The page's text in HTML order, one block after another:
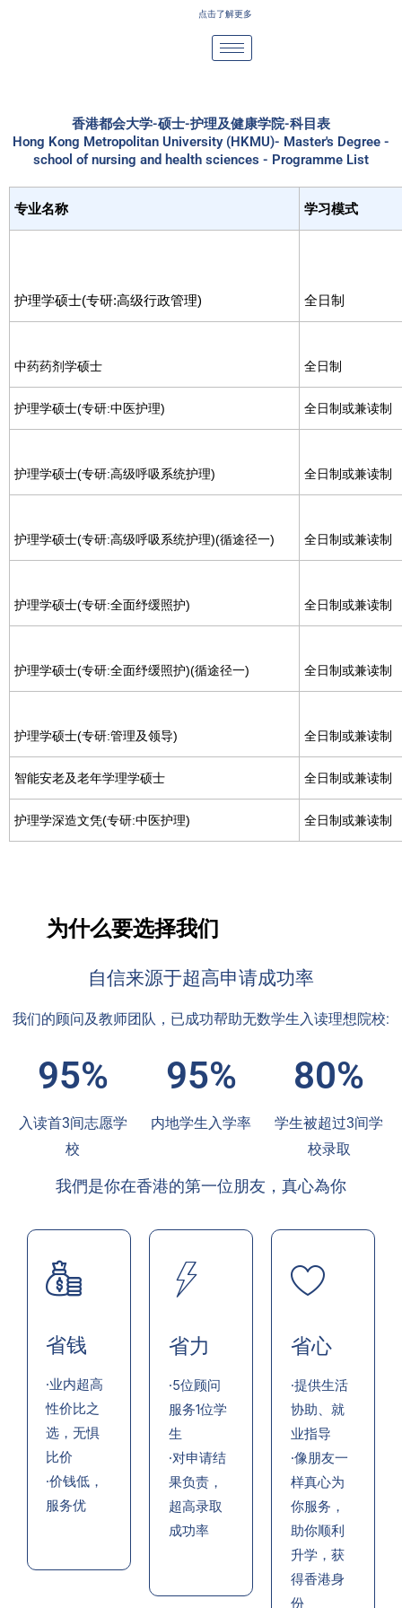
点击了解更多
香港都会大学-硕士-护理及健康学院-科目表
Hong Kong Metropolitan University (HKMU)- Master's Degree -
school of nursing and health sciences - Programme List
专业名称 学习模式
护理学硕士(专研:高级行政管理) 全日制
中药药剂学硕士 全日制
护理学硕士(专研:中医护理) 全日制或兼读制
护理学硕士(专研:高级呼吸系统护理) 全日制或兼读制
护理学硕士(专研:高级呼吸系统护理)(循途径一) 全日制或兼读制
护理学硕士(专研:全面纾缓照护) 全日制或兼读制
护理学硕士(专研:全面纾缓照护)(循途径一) 全日制或兼读制
护理学硕士(专研:管理及领导) 全日制或兼读制
智能安老及老年学理学硕士 全日制或兼读制
护理学深造文凭(专研:中医护理) 全日制或兼读制
为什么要选择我们
自信来源于超高申请成功率
我们的顾问及教师团队，已成功帮助无数学生入读理想院校:
95%
入读首3间志愿学
校
95%
内地学生入学率
80%
学生被超过3间学
校录取
我們是你在香港的第一位朋友，真心為你
省钱
·业内超高
性价比之
选，无惧
比价
·价钱低，
服务优
省力
·5位顾问
服务1位学
生
·对申请结
果负责，
超高录取
成功率
省心
·提供生活
协助、就
业指导
·像朋友一
样真心为
你服务，
助你顺利
升学，获
得香港身
份